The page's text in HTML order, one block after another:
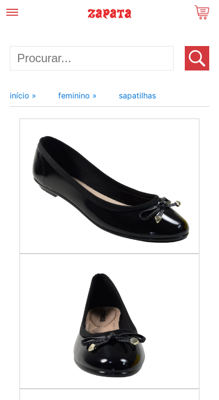
início » feminino » sapatilhas